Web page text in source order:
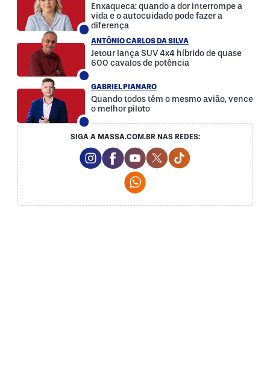
Enxaqueca: quando a dor interrompe a
vida e o autocuidado pode fazer a
diferença
ANTÔNIO CARLOS DA SILVA
Jetour lança SUV 4x4 híbrido de quase
600 cavalos de potência
GABRIEL PIANARO
Quando todos têm o mesmo avião, vence
o melhor piloto
SIGA A MASSA.COM.BR NAS REDES:
Instagram Social Media
Facebook Social Media
Youtube Social Media
Twitter Social Media
Tiktok Social